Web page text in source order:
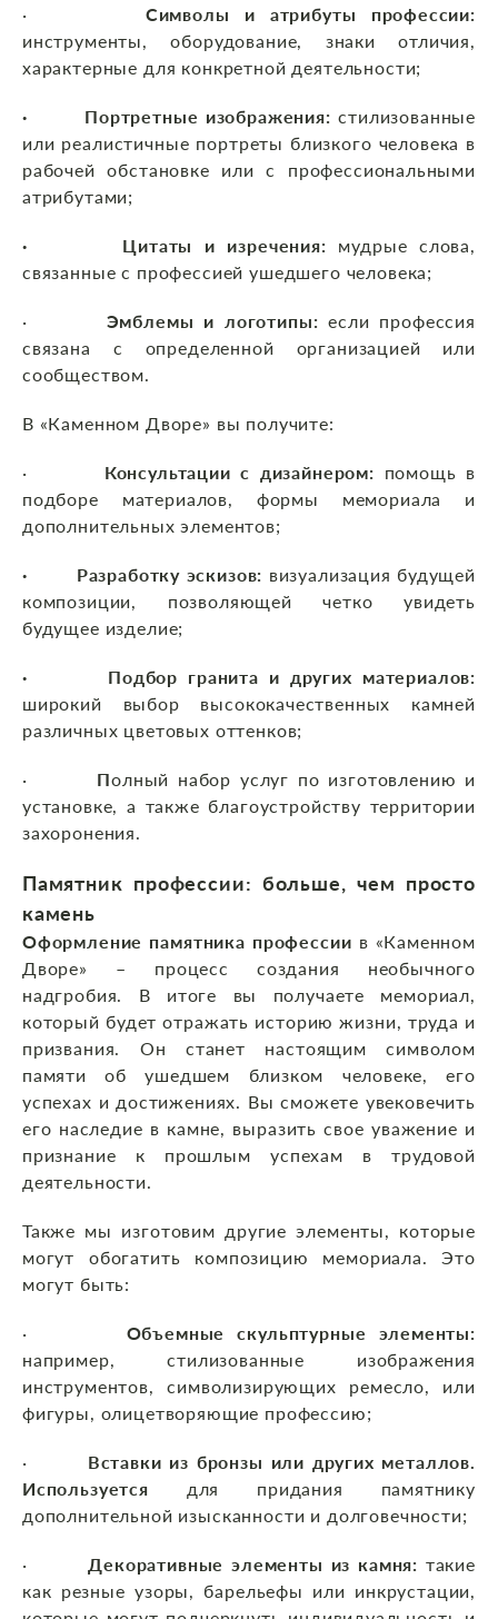
· Символы и атрибуты профессии:
инструменты, оборудование, знаки отличия,
характерные для конкретной деятельности;
· Портретные изображения: стилизованные
или реалистичные портреты близкого человека в
рабочей обстановке или с профессиональными
атрибутами;
· Цитаты и изречения: мудрые слова,
связанные с профессией ушедшего человека;
· Эмблемы и логотипы: если профессия
связана с определенной организацией или
сообществом.
В «Каменном Дворе» вы получите:
· Консультации с дизайнером:
помощь в
подборе материалов, формы мемориала и
дополнительных элементов;
· Разработку эскизов: визуализация будущей
композиции, позволяющей четко увидеть
будущее изделие;
· Подбор гранита и других материалов:
широкий выбор высококачественных камней
различных цветовых оттенков;
· Полный набор услуг по изготовлению и
установке, а также благоустройству территории
захоронения.
Памятник профессии: больше, чем просто
камень
Оформление памятника профессии в «Каменном
Дворе» – процесс создания необычного
надгробия. В итоге вы получаете мемориал,
который будет отражать историю жизни, труда и
призвания. Он станет настоящим символом
памяти об ушедшем близком человеке, его
успехах и достижениях. Вы сможете увековечить
его наследие в камне, выразить свое уважение и
признание к прошлым успехам в трудовой
деятельности.
Также мы изготовим другие элементы, которые
могут обогатить композицию мемориала. Это
могут быть:
· Объемные скульптурные элементы:
например, стилизованные изображения
инструментов, символизирующих ремесло, или
фигуры, олицетворяющие профессию;
· Вставки из бронзы или других металлов.
Используется для придания памятнику
дополнительной изысканности и долговечности;
· Декоративные элементы из камня: такие
как резные узоры, барельефы или инкрустации,